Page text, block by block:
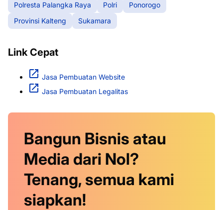
Polresta Palangka Raya
Polri
Ponorogo
Provinsi Kalteng
Sukamara
Link Cepat
Jasa Pembuatan Website
Jasa Pembuatan Legalitas
Bangun Bisnis atau
Media dari Nol?
Tenang, semua kami
siapkan!